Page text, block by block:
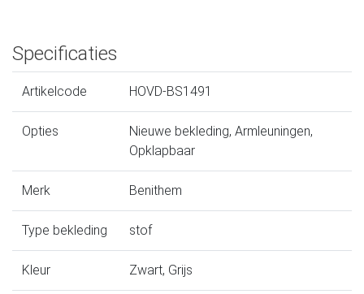
Specificaties
Artikelcode HOVD-BS1491
Opties
Nieuwe bekleding, Armleuningen,
Opklapbaar
Merk Benithem
Type bekleding stof
Kleur Zwart, Grijs